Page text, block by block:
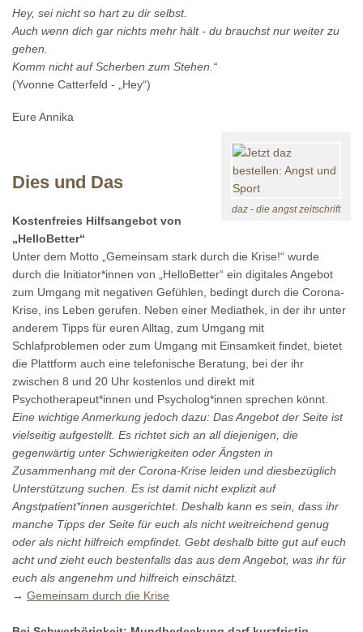
Hey, sei nicht so hart zu dir selbst.
Auch wenn dich gar nichts mehr hält - du brauchst nur weiter zu
gehen.
Komm nicht auf Scherben zum Stehen.“
(Yvonne Catterfeld - „Hey“)
Eure Annika
daz - die angst zeitschrift
Dies und Das
Kostenfreies Hilfsangebot von
„HelloBetter“
Unter dem Motto „Gemeinsam stark durch die Krise!“ wurde
durch die Initiator*innen von „HelloBetter“ ein digitales Angebot
zum Umgang mit negativen Gefühlen, bedingt durch die Corona-
Krise, ins Leben gerufen. Neben einer Mediathek, in der ihr unter
anderem Tipps für euren Alltag, zum Umgang mit
Schlafproblemen oder zum Umgang mit Einsamkeit findet, bietet
die Plattform auch eine telefonische Beratung, bei der ihr
zwischen 8 und 20 Uhr kostenlos und direkt mit
Psychotherapeut*innen und Psycholog*innen sprechen könnt.
Eine wichtige Anmerkung jedoch dazu: Das Angebot der Seite ist
vielseitig aufgestellt. Es richtet sich an all diejenigen, die
gegenwärtig unter Schwierigkeiten oder Ängsten in
Zusammenhang mit der Corona-Krise leiden und diesbezüglich
Unterstützung suchen. Es ist damit nicht explizit auf
Angstpatient*innen ausgerichtet. Deshalb kann es sein, dass ihr
manche Tipps der Seite für euch als nicht weitreichend genug
oder als nicht hilfreich empfindet. Gebt deshalb bitte gut auf euch
acht und zieht euch bestenfalls das aus dem Angebot, was ihr für
euch als angenehm und hilfreich einschätzt.
→ Gemeinsam durch die Krise